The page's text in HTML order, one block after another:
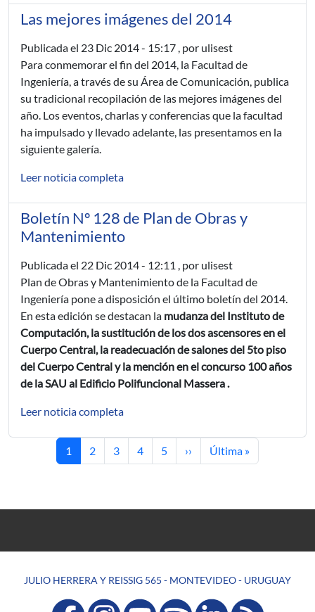
Las mejores imágenes del 2014
Publicada el 23 Dic 2014 - 15:17 , por ulisest
Para conmemorar el fin del 2014, la Facultad de
Ingeniería, a través de su Área de Comunicación, publica
su tradicional recopilación de las mejores imágenes del
año. Los eventos, charlas y conferencias que la facultad
ha impulsado y llevado adelante, las presentamos en la
siguiente galería.
Leer noticia completa
Boletín Nº 128 de Plan de Obras y
Mantenimiento
Publicada el 22 Dic 2014 - 12:11 , por ulisest
Plan de Obras y Mantenimiento de la Facultad de
Ingeniería pone a disposición el último boletín del 2014.
En esta edición se destacan la mudanza del Instituto de
Computación, la sustitución de los dos ascensores en el
Cuerpo Central, la readecuación de salones del 5to piso
del Cuerpo Central yla mención en el concurso 100 años
de la SAU al Edificio Polifuncional Massera .
Leer noticia completa
Página actual
1 Página
2 Página
3 Página
4 Página
5 Siguiente página
›› Última página
Última »
JULIO HERRERA Y REISSIG 565 - MONTEVIDEO - URUGUAY